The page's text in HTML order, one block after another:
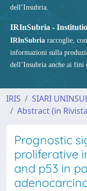
dell’Insubria.
IRInSubria -
IRInSubria raccoglie,
informazioni sulla
dell’Insubria anche ai fini
IRIS SIARI
Abstract (in
Prognostic
proliferative
and p53 in